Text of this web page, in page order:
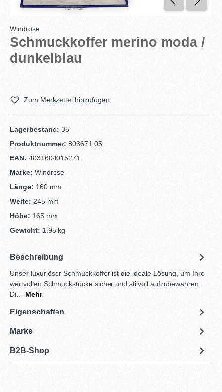
Windrose
Schmuckkoffer merino moda /
dunkelblau
Zum Merkzettel hinzufügen
Lagerbestand: 35
Produktnummer: 803671.05
EAN: 4031604015271
Marke: Windrose
Länge: 160 mm
Weite: 245 mm
Höhe: 165 mm
Gewicht: 1.95 kg
Beschreibung
Unser luxuriöser Schmuckkoffer ist die ideale Lösung, um Ihre
wertvollen Schmuckstücke sicher und stilvoll aufzubewahren.
Di… Mehr
Eigenschaften
Marke
B2B-Shop